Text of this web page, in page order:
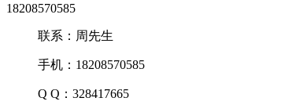
18208570585
联系：周先生
手机：18208570585
Q Q：328417665